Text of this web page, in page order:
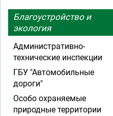
Благоустройство и
экология
Административно-
технические инспекции
ГБУ "Автомобильные
дороги"
Особо охраняемые
природные территории